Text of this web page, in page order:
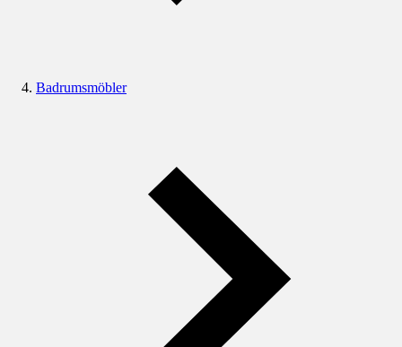
Badrumsmöbler